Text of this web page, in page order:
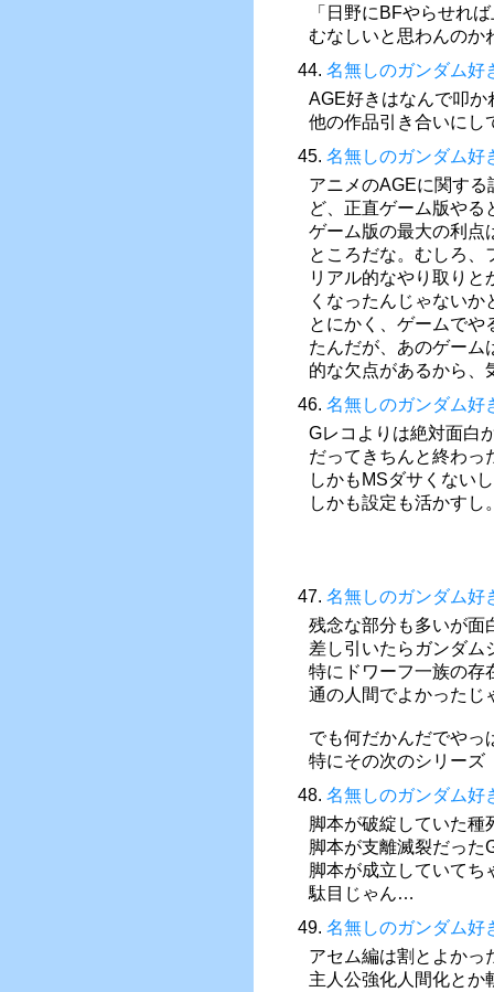
「日野にBFやらせれ
むなしいと思わんの
44. 名無しのガンダム好
AGE好きはなんで叩
他の作品引き合いにし
45. 名無しのガンダム好
アニメのAGEに関す
ど、正直ゲーム版やる
ゲーム版の最大の利点
ところだな。むしろ、
リアル的なやり取り
くなったんじゃないか
とにかく、ゲームでや
たんだが、あのゲーム
的な欠点があるから
46. 名無しのガンダム好
Gレコよりは絶対面白
だってきちんと終わっ
しかもMSダサくない
しかも設定も活かすし
47. 名無しのガンダム好
残念な部分も多いが面
差し引いたらガンダム
特にドワーフ一族の存
通の人間でよかったじ
でも何だかんだでやっ
特にその次のシリーズ
48. 名無しのガンダム好
脚本が破綻していた種
脚本が支離滅裂だった
脚本が成立していてち
駄目じゃん…
49. 名無しのガンダム好
アセム編は割とよかっ
主人公強化人間化とか